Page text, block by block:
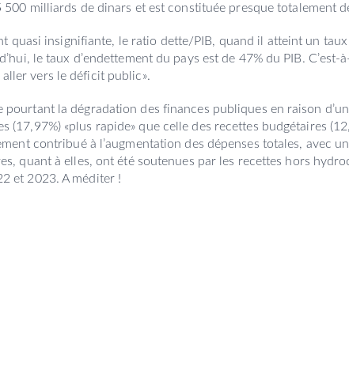
500 milliards de dinars et est constituée presque totalement
quasi insignifiante, le ratio dette/PIB, quand il atteint un
le taux d’endettement du pays est de 47% du PIB. C’est-
vers le déficit public».
pourtant la dégradation des finances publiques en raison
(17,97%) «plus rapide» que celle des recettes budgétaires
contribué à l’augmentation des dépenses totales, avec
quant à elles, ont été soutenues par les recettes hors
et 2023. A méditer !